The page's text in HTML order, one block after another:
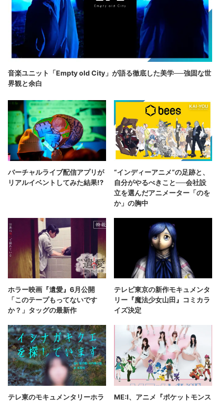
音楽ユニット「Empty old City」が語る徹底した美学──強固な世
界観と余白
バーチャルライブ配信アプリが
リアルイベントしてみた結果!?
“インディーアニメ“の足跡と、
自分がやるべきこと──会社設
立を選んだアニメーター「のを
か」の胸中
ホラー映画『遺愛』6月公開
「このテープもってないです
か？」タッグの最新作
テレビ東京の新作モキュメンタ
リー『魔法少女山田』コミカラ
イズ決定
テレ東のモキュメンタリーホラ
ME:I、アニメ『ポケットモンス